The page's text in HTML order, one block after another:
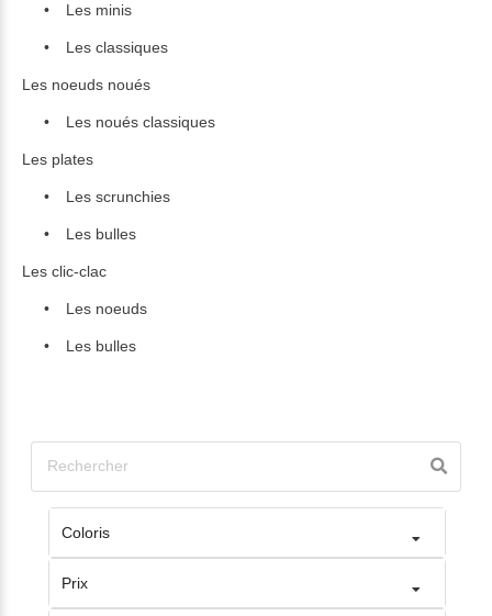
Les minis
Les classiques
Les noeuds noués
Les noués classiques
Les plates
Les scrunchies
Les bulles
Les clic-clac
Les noeuds
Les bulles
Coloris
Prix